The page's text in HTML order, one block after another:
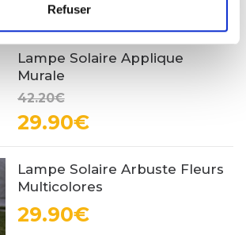
Refuser
Lampe Solaire Applique
Murale
42.20€
29.90€
Lampe Solaire Arbuste Fleurs
Multicolores
29.90€